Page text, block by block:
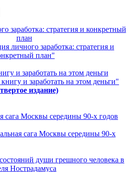
личного заработка: стратегия и
план"
и заработать на этом деньги"
издание)
сага Москвы середины 90-х